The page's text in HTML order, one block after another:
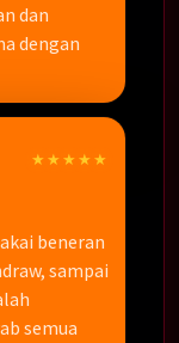
dan
dengan
★★★★★
beneran
sampai
semua